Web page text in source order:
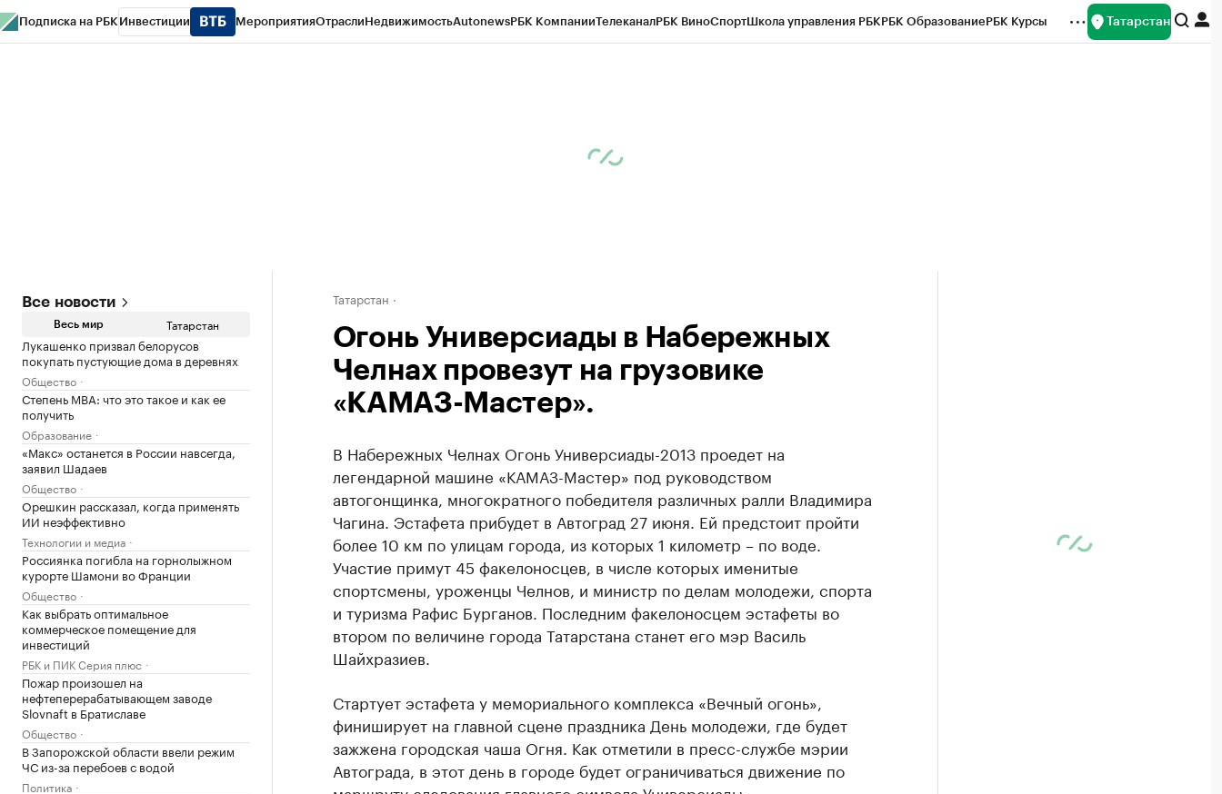
Подписка на РБК Инвестиции МероприятияОтраслиНедвижимостьAutonewsРБК КомпанииТелеканалРБК ВиноСпортШкола управления РБКРБК ОбразованиеРБК Курсы Татарстан
Все новости
Весь мир Татарстан
Лукашенко призвал белорусов
покупать пустующие дома в деревнях
Общество
Степень MBA: что это такое и как ее
получить
Образование
«Макс» останется в России навсегда,
заявил Шадаев
Общество
Орешкин рассказал, когда применять
ИИ неэффективно
Технологии и медиа
Россиянка погибла на горнолыжном
курорте Шамони во Франции
Общество
Как выбрать оптимальное
коммерческое помещение для
инвестиций
РБК и ПИК Серия плюс
Пожар произошел на
нефтеперерабатывающем заводе
Slovnaft в Братиславе
Общество
В Запорожской области ввели режим
ЧС из-за перебоев с водой
Политика
Татарстан
Огонь Универсиады в Набережных
Челнах провезут на грузовике
«КАМАЗ-Мастер».
В Набережных Челнах Огонь Универсиады-2013 проедет на
легендарной машине «КАМАЗ-Мастер» под руководством
автогонщинка, многократного победителя различных ралли Владимира
Чагина. Эстафета прибудет в Автоград 27 июня. Ей предстоит пройти
более 10 км по улицам города, из которых 1 километр – по воде.
Участие примут 45 факелоносцев, в числе которых именитые
спортсмены, уроженцы Челнов, и министр по делам молодежи, спорта
и туризма Рафис Бурганов. Последним факелоносцем эстафеты во
втором по величине города Татарстана станет его мэр Василь
Шайхразиев.
Стартует эстафета у мемориального комплекса «Вечный огонь»,
финиширует на главной сцене праздника День молодежи, где будет
зажжена городская чаша Огня. Как отметили в пресс-службе мэрии
Автограда, в этот день в городе будет ограничиваться движение по